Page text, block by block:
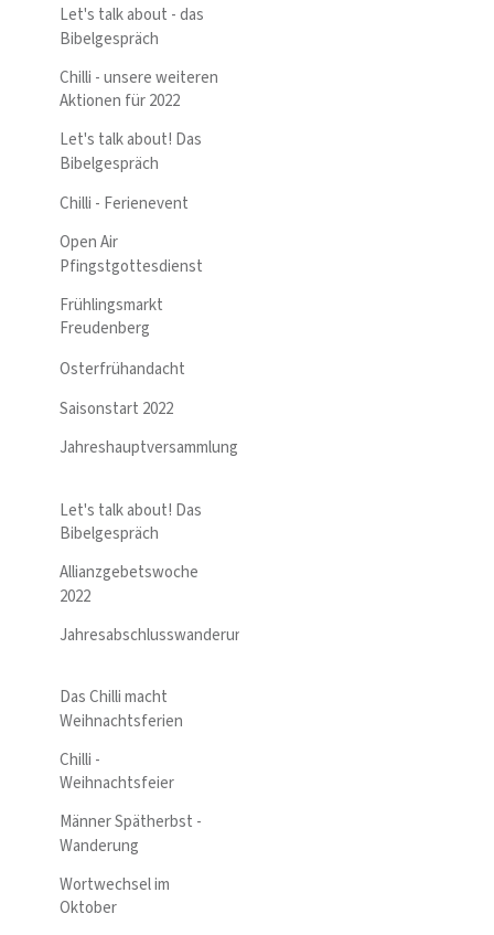
Let's talk about - das
Bibelgespräch
Chilli - unsere weiteren
Aktionen für 2022
Let's talk about! Das
Bibelgespräch
Chilli - Ferienevent
Open Air
Pfingstgottesdienst
Frühlingsmarkt
Freudenberg
Osterfrühandacht
Saisonstart 2022
Jahreshauptversammlung
Let's talk about! Das
Bibelgespräch
Allianzgebetswoche
2022
Jahresabschlusswanderung
Das Chilli macht
Weihnachtsferien
Chilli -
Weihnachtsfeier
Männer Spätherbst -
Wanderung
Wortwechsel im
Oktober